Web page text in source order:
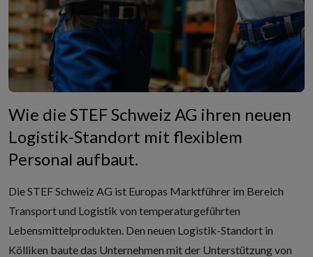
Wie die STEF Schweiz AG ihren neuen
Logistik-Standort mit flexiblem
Personal aufbaut.
DieSTEF Schweiz AG ist Europas Marktführer im Bereich
Transport und Logistik von temperaturgeführten
Lebensmittelprodukten. Den neuen Logistik-Standort in
Kölliken baute das Unternehmen mit der Unterstützung von